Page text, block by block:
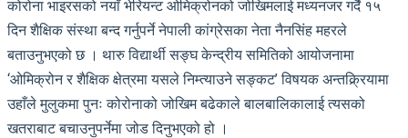
कोरोना भाइरसको नयाँ भेरियन्ट ओमिक्रोनको जोखिमलाई मध्यनजर गर्दै १५
दिन शैक्षिक संस्था बन्द गर्नुपर्ने नेपाली कांग्रेसका नेता नैनसिंह महरले
बताउनुभएको छ । थारु विद्यार्थी सङ्घ केन्द्रीय समितिको आयोजनामा
‘ओमिक्रोन र शैक्षिक क्षेत्रमा यसले निम्त्याउने सङ्कट’ विषयक अन्तक्र्रियामा
उहाँले मुलुकमा पुनः कोरोनाको जोखिम बढेकाले बालबालिकालाई त्यसको
खतराबाट बचाउनुपर्नेमा जोड दिनुभएको हो ।